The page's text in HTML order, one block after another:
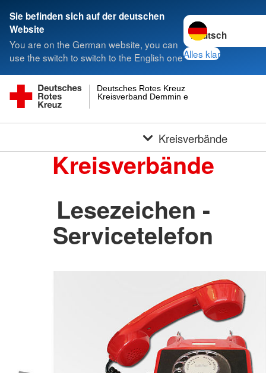
Sie befinden sich auf der deutschen
Website
You are on the German website, you can
use the switch to switch to the English one
Sprache wechseln
Alles klar
Kreisverband Demmin e.V.
Deutsches Rotes Kreuz
Kreisverbände
Kreisverbände
Lesezeichen -
Servicetelefon